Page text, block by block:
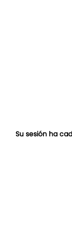
Su sesión ha